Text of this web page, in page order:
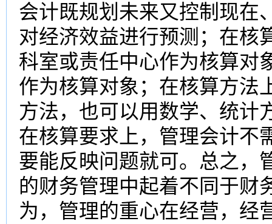
会计既规划未来又控制现在
对经济效益进行预测；在核
科室或责任中心作为核算对
作为核算对象；在核算方法
方法，也可以用数学、统计
在核算要求上，管理会计不
要能反映问题就可。总之，
的财务管理中起着不同于财
为，管理的重心在经营，经